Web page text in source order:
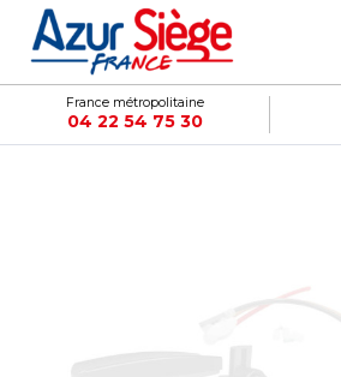
France métropolitaine
04 22 54 75 30
Panneau de gestion des cookies